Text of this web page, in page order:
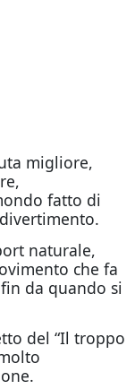
migliore,
fatto di
naturale,
che fa
da quando si
del “Il troppo